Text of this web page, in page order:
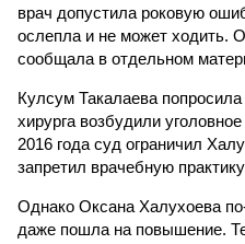
врач допустила роковую
ослепла и не может ходить.
сообщала в отдельном
Кулсум Такалаева
хирурга возбудили
2016 года суд ограничил
запретил врачебную
Однако Оксана Халухоева
даже пошла на повышение.